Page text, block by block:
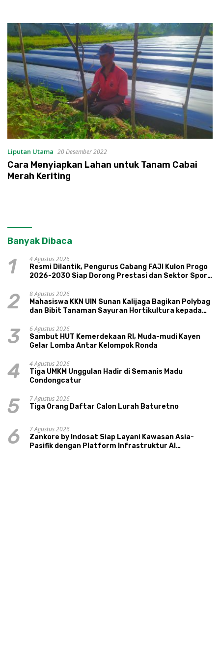
Liputan Utama 20 Desember 2022
Cara Menyiapkan Lahan untuk Tanam Cabai
Merah Keriting
Banyak Dibaca
1
4 Agustus 2026
Resmi Dilantik, Pengurus Cabang FAJI Kulon Progo
2026-2030 Siap Dorong Prestasi dan Sektor Sport
2
8 Agustus 2026
Mahasiswa KKN UIN Sunan Kalijaga Bagikan Polybag
dan Bibit Tanaman Sayuran Hortikultura kepada
3
6 Agustus 2026
Sambut HUT Kemerdekaan RI, Muda-mudi Kayen
Gelar Lomba Antar Kelompok Ronda
4
4 Agustus 2026
Tiga UMKM Unggulan Hadir di Semanis Madu
Condongcatur
5
7 Agustus 2026
Tiga Orang Daftar Calon Lurah Baturetno
6
7 Agustus 2026
Zankore by Indosat Siap Layani Kawasan Asia-
Pasifik dengan Platform Infrastruktur AI